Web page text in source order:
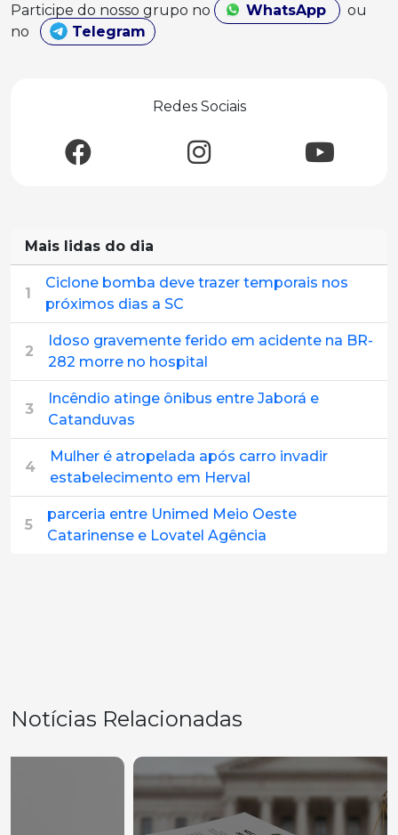
Participe do nosso grupo no WhatsApp
ou
no
Telegram
Redes Sociais
Mais lidas do dia
1
Ciclone bomba deve trazer temporais nos
próximos dias a SC
2
Idoso gravemente ferido em acidente na BR-
282 morre no hospital
3
Incêndio atinge ônibus entre Jaborá e
Catanduvas
4
Mulher é atropelada após carro invadir
estabelecimento em Herval
5
parceria entre Unimed Meio Oeste
Catarinense e Lovatel Agência
Notícias Relacionadas